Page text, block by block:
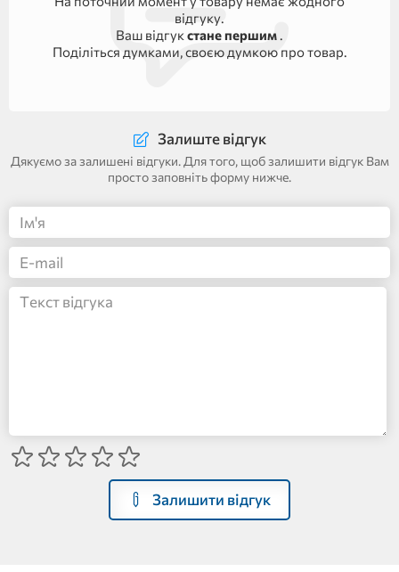
відгуку.
Ваш відгук стане першим .
Поділіться думками, своєю думкою про товар.
Залиште відгук
Дякуємо за залишені відгуки. Для того, щоб залишити відгук Вам
просто заповніть форму нижче.
Залишити відгук